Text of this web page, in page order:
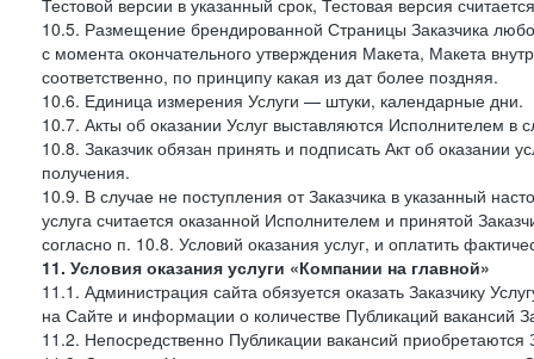
Тестовой версии в указанный срок, Тестовая версия
10.5. Размещение брендированной Страницы Заказчика
с момента окончательного утверждения Макета, Макета
соответственно, по принципу какая из дат более поздняя.
10.6. Единица измерения Услуги — штуки, календарные дни.
10.7. Акты об оказании Услуг выставляются Исполнителем в
10.8. Заказчик обязан принять и подписать Акт об оказании
получения.
10.9. В случае не поступления от Заказчика в указанный
услуга считается оказанной Исполнителем и принятой
согласно п. 10.8. Условий оказания услуг, и оплатить
11. Условия оказания услуги «Компании на главной»
11.1. Администрация сайта обязуется оказать Заказчику
на Сайте и информации о количестве Публикаций вакансий
11.2. Непосредственно Публикации вакансий приобретаются